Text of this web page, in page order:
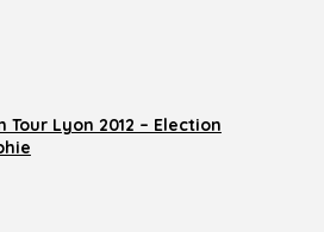
Tour Lyon 2012 – Election